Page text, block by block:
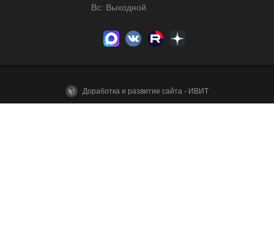
Вс: Выходной
Доработка и развитие сайта - ИВИТ